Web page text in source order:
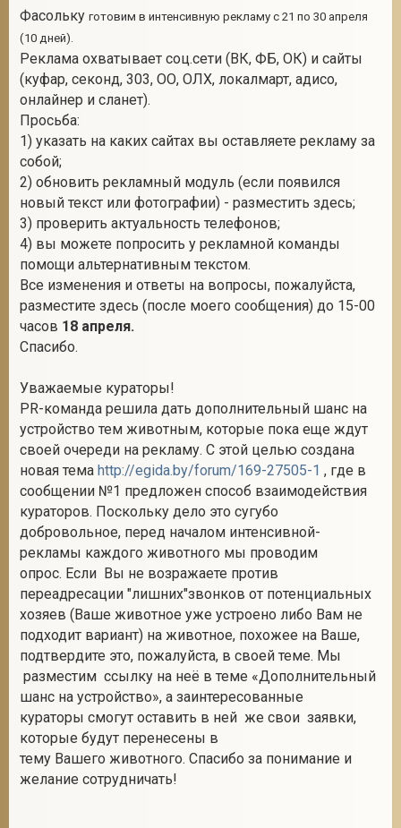
Фасольку готовим в интенсивную рекламу с 21 по 30 апреля
(10 дней).
Реклама охватывает соц.сети (ВК, ФБ, ОК) и сайты
(куфар, секонд, 303, ОО, ОЛХ, локалмарт, адисо,
онлайнер и сланет).
Просьба:
1) указать на каких сайтах вы оставляете рекламу за
собой;
2) обновить рекламный модуль (если появился
новый текст или фотографии) - разместить здесь;
3) проверить актуальность телефонов;
4) вы можете попросить у рекламной команды
помощи альтернативным текстом.
Все изменения и ответы на вопросы, пожалуйста,
разместите здесь (после моего сообщения) до 15-00
часов 18 апреля.
Спасибо.
Уважаемые кураторы!
PR-команда решила дать дополнительный шанс на
устройство тем животным, которые пока еще ждут
своей очереди на рекламу. С этой целью создана
новая тема http://egida.by/forum/169-27505-1 , где в
сообщении №1 предложен способ взаимодействия
кураторов. Поскольку дело это сугубо
добровольное, перед началом интенсивной-
рекламы каждого животного мы проводим
опрос. Если Вы не возражаете против
переадресации "лишних"звонков от потенциальных
хозяев (Ваше животное уже устроено либо Вам не
подходит вариант) на животное, похожее на Ваше,
подтвердите это, пожалуйста, в своей теме. Мы
разместим ссылку на неё в теме «Дополнительный
шанс на устройство», а заинтересованные
кураторы смогут оставить в ней же свои заявки,
которые будут перенесены в
тему Вашего животного. Спасибо за понимание и
желание сотрудничать!